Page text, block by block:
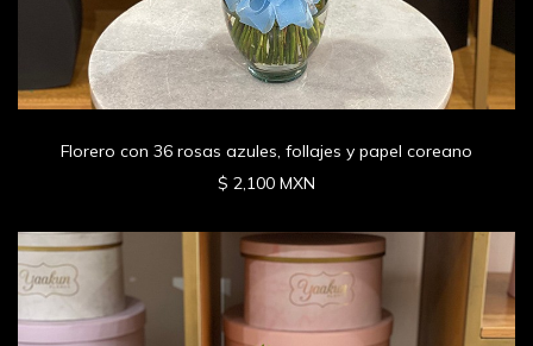
Florero con 36 rosas azules, follajes y papel coreano
$ 2,100 MXN